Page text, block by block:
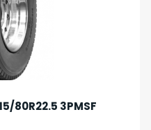
80R22.5 3PMSF